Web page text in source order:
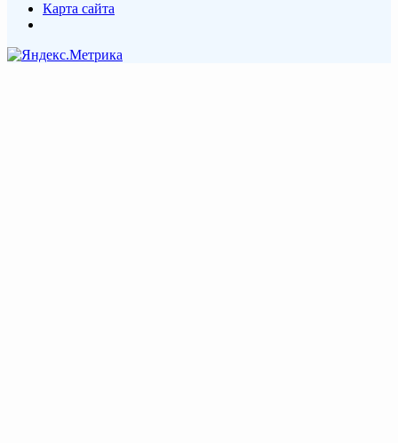
Карта сайта